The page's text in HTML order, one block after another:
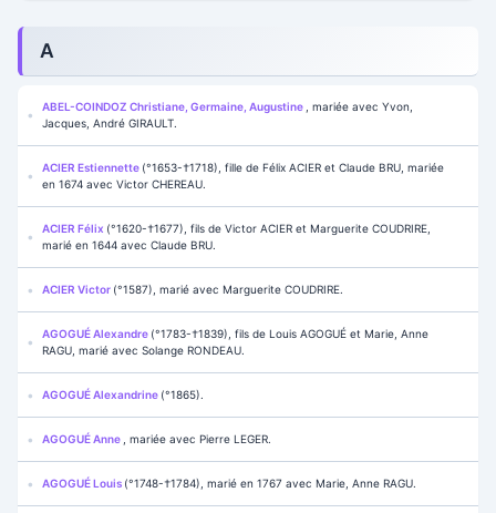
A
ABEL-COINDOZ Christiane, Germaine, Augustine , mariée avec Yvon,
Jacques, André GIRAULT.
ACIER Estiennette (°1653-†1718), fille de Félix ACIER et Claude BRU, mariée
en 1674 avec Victor CHEREAU.
ACIER Félix (°1620-†1677), fils de Victor ACIER et Marguerite COUDRIRE,
marié en 1644 avec Claude BRU.
ACIER Victor (°1587), marié avec Marguerite COUDRIRE.
AGOGUÉ Alexandre (°1783-†1839), fils de Louis AGOGUÉ et Marie, Anne
RAGU, marié avec Solange RONDEAU.
AGOGUÉ Alexandrine (°1865).
AGOGUÉ Anne , mariée avec Pierre LEGER.
AGOGUÉ Louis (°1748-†1784), marié en 1767 avec Marie, Anne RAGU.